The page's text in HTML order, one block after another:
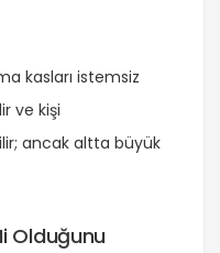
kasları istemsiz
ve kişi
ancak altta büyük
Olduğunu